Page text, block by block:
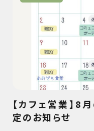
【カフェ営業】8
定のお知らせ